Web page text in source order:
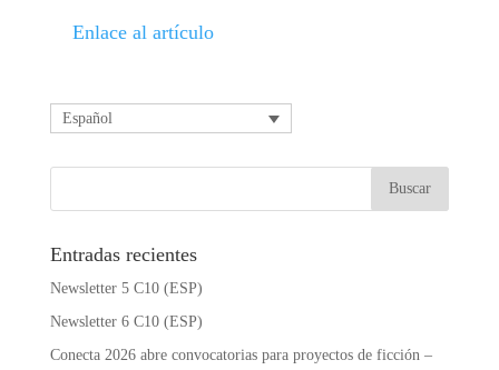
Enlace al artículo
Español
Entradas recientes
Newsletter 5 C10 (ESP)
Newsletter 6 C10 (ESP)
Conecta 2026 abre convocatorias para proyectos de ficción –